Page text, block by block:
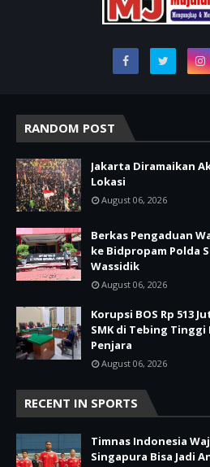
RANDOM POST
Jakarta Diramaikan
Lokasi
August 06, 2026
Berkas Pengaduan
ke Bidpropam Polda
Wassidik
August 06, 2026
Korupsi BOS Rp 513
SMK di Tebing
Penjara
August 06, 2026
RECENT IN SPORTS
Timnas Indonesia
Singapura Bisa Jadi